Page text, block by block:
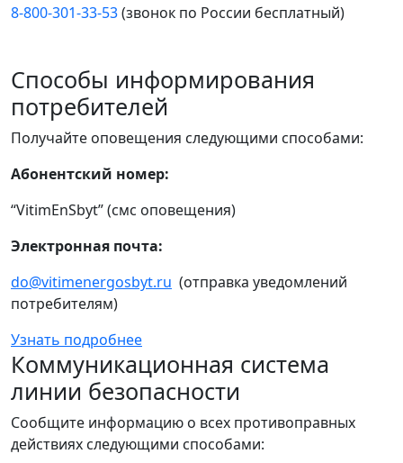
8-800-301-33-53(звонок по России бесплатный)
Способы информирования
потребителей
Получайте оповещения следующими способами:
Абонентский номер:
“VitimEnSbyt” (смс оповещения)
Электронная почта:
do@vitimenergosbyt.ru (отправка уведомлений
потребителям)
Узнать подробнее
Коммуникационная система
линии безопасности
Сообщите информацию о всех противоправных
действиях следующими способами: